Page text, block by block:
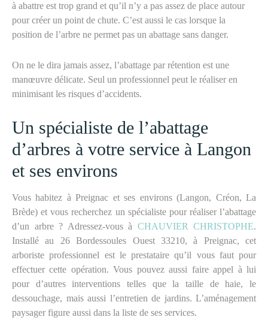
à abattre est trop grand et qu’il n’y a pas assez de place autour
pour créer un point de chute. C’est aussi le cas lorsque la
position de l’arbre ne permet pas un abattage sans danger.
On ne le dira jamais assez, l’abattage par rétention est une
manœuvre délicate. Seul un professionnel peut le réaliser en
minimisant les risques d’accidents.
Un spécialiste de l’abattage
d’arbres à votre service à Langon
et ses environs
Vous habitez à Preignac et ses environs (Langon, Créon, La
Brède) et vous recherchez un spécialiste pour réaliser l’abattage
d’un arbre ? Adressez-vous à CHAUVIER CHRISTOPHE.
Installé au 26 Bordessoules Ouest 33210, à Preignac, cet
arboriste professionnel est le prestataire qu’il vous faut pour
effectuer cette opération. Vous pouvez aussi faire appel à lui
pour d’autres interventions telles que la taille de haie, le
dessouchage, mais aussi l’entretien de jardins. L’aménagement
paysager figure aussi dans la liste de ses services.